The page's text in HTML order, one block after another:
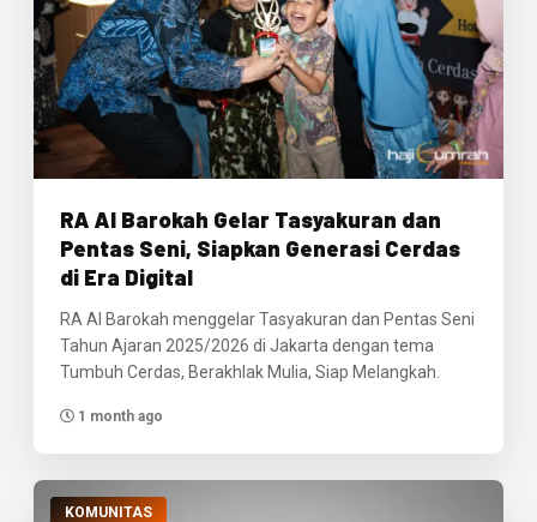
RA Al Barokah Gelar Tasyakuran dan
Pentas Seni, Siapkan Generasi Cerdas
di Era Digital
RA Al Barokah menggelar Tasyakuran dan Pentas Seni
Tahun Ajaran 2025/2026 di Jakarta dengan tema
Tumbuh Cerdas, Berakhlak Mulia, Siap Melangkah.
1 month ago
KOMUNITAS